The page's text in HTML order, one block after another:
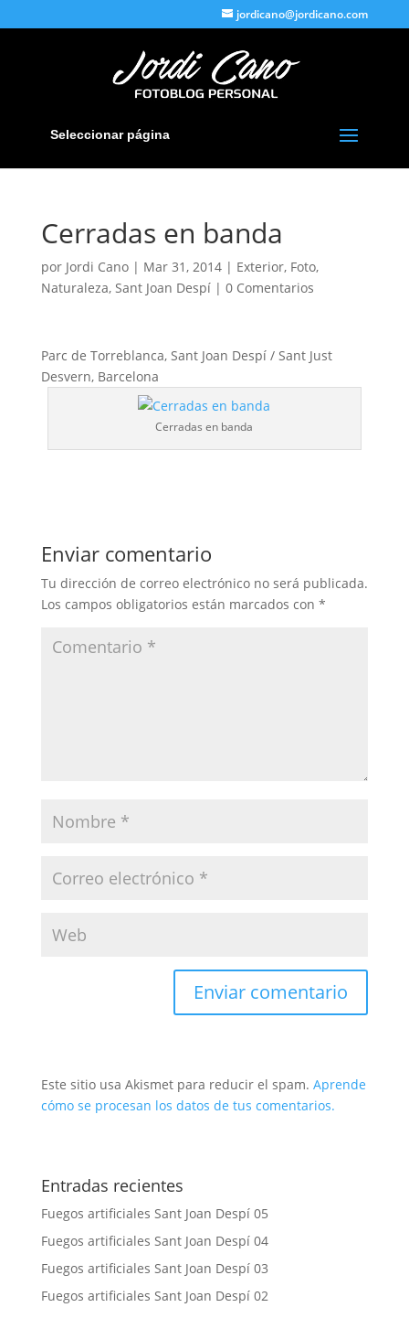
jordicano@jordicano.com
Seleccionar página
Cerradas en banda
por Jordi Cano| Mar 31, 2014| Exterior, Foto,
Naturaleza, Sant Joan Despí| 0 Comentarios
Parc de Torreblanca, Sant Joan Despí / Sant Just
Desvern, Barcelona
Cerradas en banda
Enviar comentario
Tu dirección de correo electrónico no será publicada.
Los campos obligatorios están marcados con *
Este sitio usa Akismet para reducir el spam. Aprende
cómo se procesan los datos de tus comentarios.
Entradas recientes
Fuegos artificiales Sant Joan Despí 05
Fuegos artificiales Sant Joan Despí 04
Fuegos artificiales Sant Joan Despí 03
Fuegos artificiales Sant Joan Despí 02